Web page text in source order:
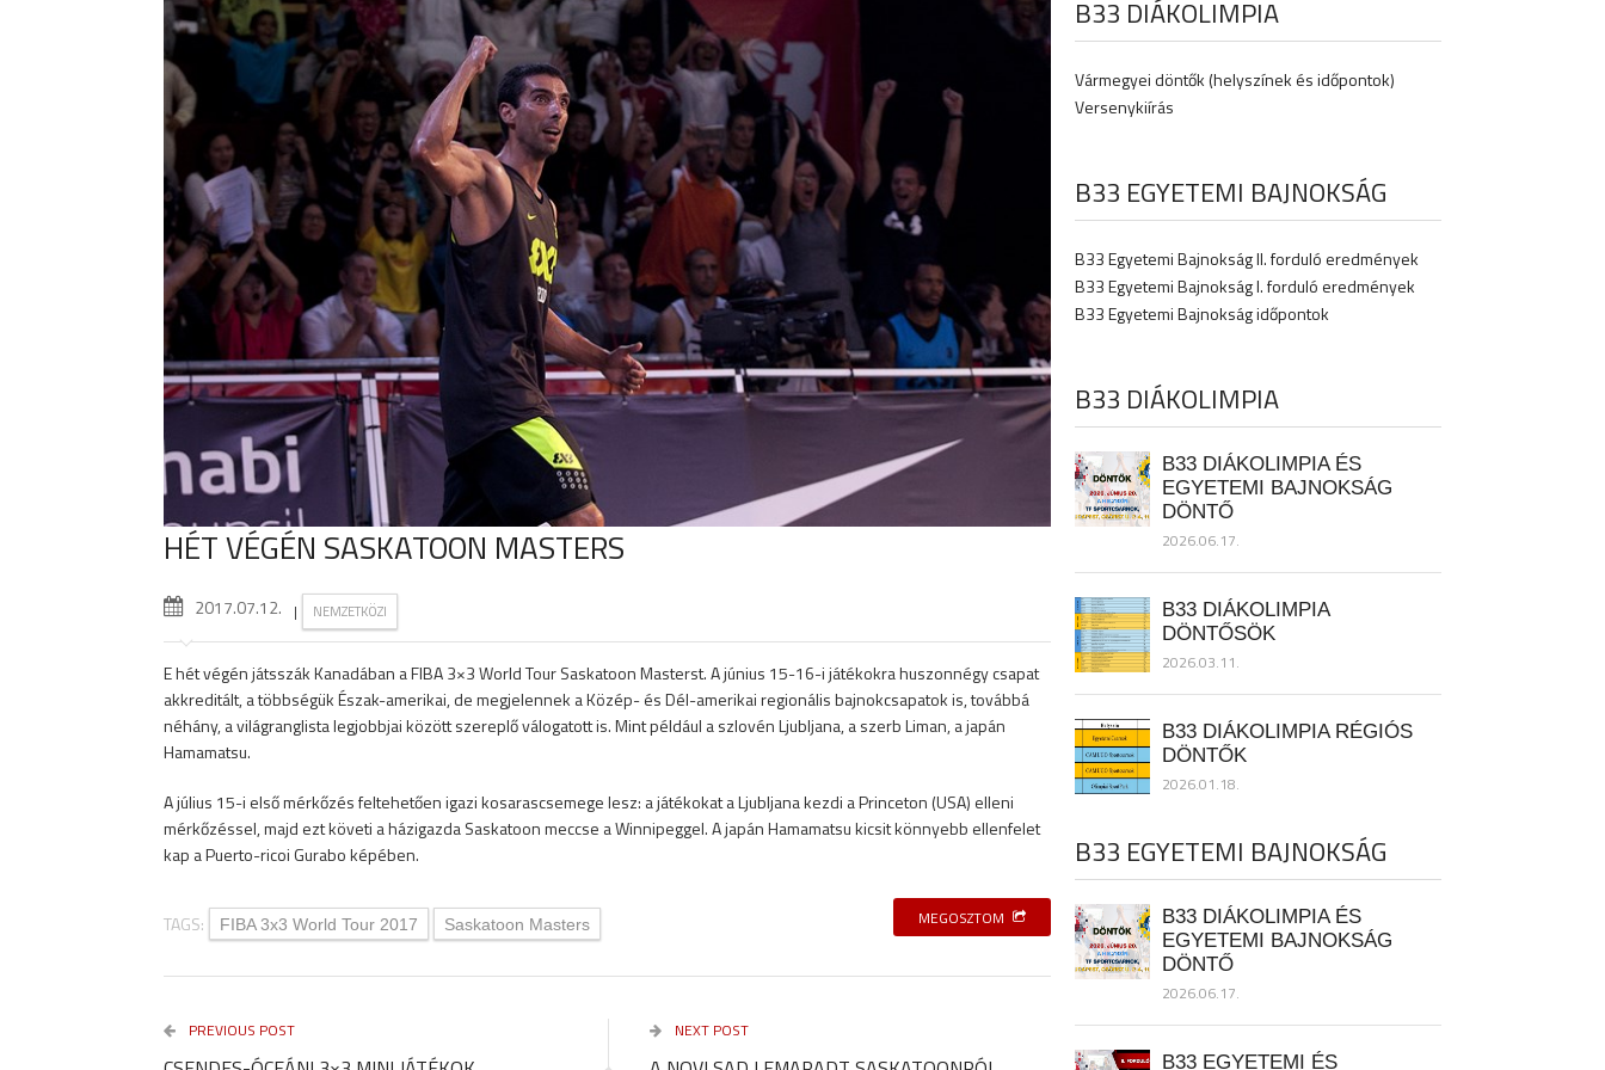
HÉT VÉGÉN SASKATOON MASTERS
2017.07.12. | NEMZETKÖZI
E hét végén játsszák Kanadában a FIBA 3×3 World Tour Saskatoon Masterst. A június 15-16-i játékokra huszonnégy csapat
akkreditált, a többségük Észak-amerikai, de megjelennek a Közép- és Dél-amerikai regionális bajnokcsapatok is, továbbá
néhány, a világranglista legjobbjai között szereplő válogatott is. Mint például a szlovén Ljubljana, a szerb Liman, a japán
Hamamatsu.
A július 15-i első mérkőzés feltehetően igazi kosarascsemege lesz: a játékokat a Ljubljana kezdi a Princeton (USA) elleni
mérkőzéssel, majd ezt követi a házigazda Saskatoon meccse a Winnipeggel. A japán Hamamatsu kicsit könnyebb ellenfelet
kap a Puerto-ricoi Gurabo képében.
TAGS: FIBA 3x3 World Tour 2017 Saskatoon Masters MEGOSZTOM
PREVIOUS POST NEXT POST
B33 DIÁKOLIMPIA
Vármegyei döntők (helyszínek és időpontok)
Versenykiírás
B33 EGYETEMI BAJNOKSÁG
B33 Egyetemi Bajnokság II. forduló eredmények
B33 Egyetemi Bajnokság I. forduló eredmények
B33 Egyetemi Bajnokság időpontok
B33 DIÁKOLIMPIA
B33 DIÁKOLIMPIA ÉS
EGYETEMI BAJNOKSÁG
DÖNTŐ
2026.06.17.
B33 DIÁKOLIMPIA
DÖNTŐSÖK
2026.03.11.
B33 DIÁKOLIMPIA RÉGIÓS
DÖNTŐK
2026.01.18.
B33 EGYETEMI BAJNOKSÁG
B33 DIÁKOLIMPIA ÉS
EGYETEMI BAJNOKSÁG
DÖNTŐ
2026.06.17.
B33 EGYETEMI ÉS